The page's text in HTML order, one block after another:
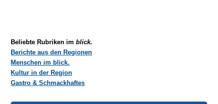
Beliebte Rubriken im blick.
Berichte aus den Regionen
Menschen im blick.
Kultur in der Region
Gastro & Schmackhaftes